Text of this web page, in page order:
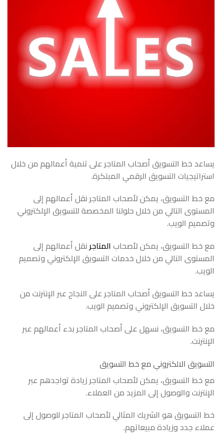
يساعد خط التسويق أصحاب المتاجر على تنمية أعمالهم من خلال
استراتيجيات التسويق الرقمي المبتكرة.
مع خط التسويق، يمكن لأصحاب المتاجر نقل أعمالهم إلى
المستوى التالي من خلال حلولنا المخصصة للتسويق الإلكتروني
وتصميم الويب.
مع خط التسويق، يمكن لأصحابالمتاجرنقل أعمالهم إلى
المستوى التالي من خلال خدمات التسويق الإلكتروني وتصميم
الويب.
يساعد خط التسويق أصحاب المتاجر على النجاح عبر الإنترنت من
خلال التسويق الإلكتروني وتصميم الويب.
مع خط التسويق، نسهل على أصحاب المتاجر بدء أعمالهم عبر
الإنترنت.
التسويق الالكتروني مع خط التسويق
مع خط التسويق، يمكن لأصحاب المتاجر زيادة تواجدهم عبر
الإنترنت والوصول إلى المزيد من العملاء.
خط التسويق هو الشريك المثالي لأصحاب المتاجر للوصول إلى
عملاء جدد وزيادة مبيعاتهم.